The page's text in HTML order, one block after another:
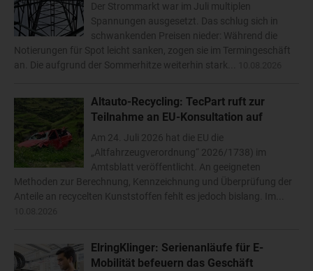
Der Strommarkt war im Juli multiplen
Spannungen ausgesetzt. Das schlug sich in
schwankenden Preisen nieder: Während die
Notierungen für Spot leicht sanken, zogen sie im Termingeschäft
an. Die aufgrund der Sommerhitze weiterhin stark...
Altauto-Recycling: TecPart ruft zur
Teilnahme an EU-Konsultation auf
Am 24. Juli 2026 hat die EU die
„Altfahrzeugverordnung“ 2026/1738) im
Amtsblatt veröffentlicht. An geeigneten
Methoden zur Berechnung, Kennzeichnung und Überprüfung der
Anteile an recycelten Kunststoffen fehlt es jedoch bislang. Im...
ElringKlinger: Serienanläufe für E-
Mobilität befeuern das Geschäft